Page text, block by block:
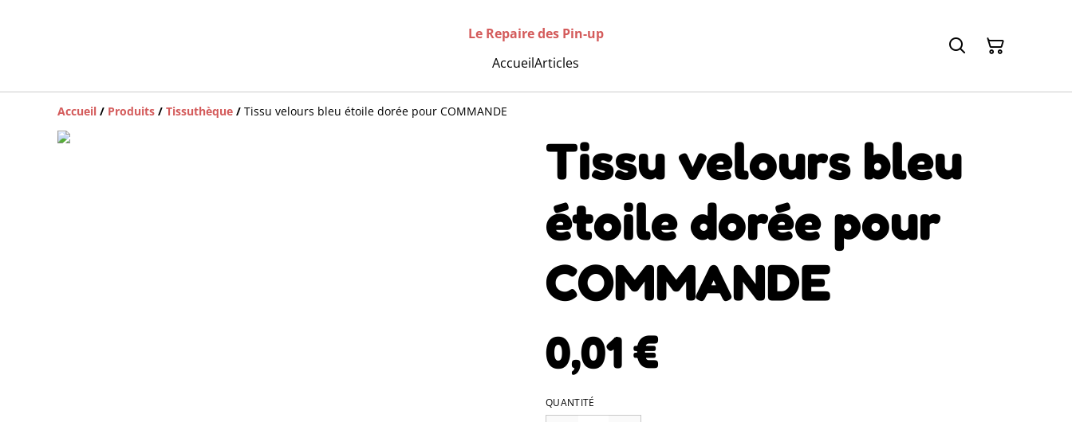
Le Repaire des Pin-up
AccueilArticles
Accueil / Produits / Tissuthèque / Tissu velours bleu étoile dorée pour COMMANDE
Tissu velours bleu
étoile dorée pour
COMMANDE
0,01 €
QUANTITÉ